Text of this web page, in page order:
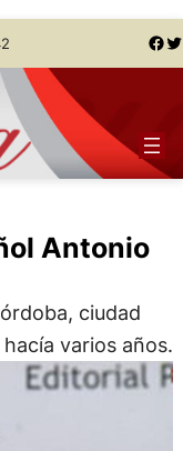
Facebook Twitter
Antonio
ciudad
varios años.